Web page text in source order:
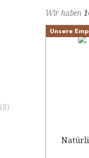
(8)
Wir haben
Unsere